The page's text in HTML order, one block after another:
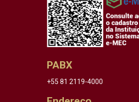
PABX
+55 81 2119-4000